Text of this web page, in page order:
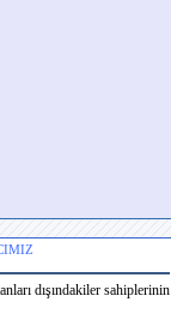
dışındakiler sahiplerinin